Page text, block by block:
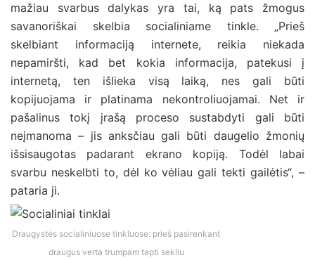
mažiau svarbus dalykas yra tai, ką pats žmogus
savanoriškai skelbia socialiniame tinkle. „Prieš
skelbiant informaciją internete, reikia niekada
nepamiršti, kad bet kokia informacija, patekusi į
internetą, ten išlieka visą laiką, nes gali būti
kopijuojama ir platinama nekontroliuojamai. Net ir
pašalinus tokį įrašą proceso sustabdyti gali būti
neįmanoma – jis anksčiau gali būti daugelio žmonių
išsisaugotas padarant ekrano kopiją. Todėl labai
svarbu neskelbti to, dėl ko vėliau gali tekti gailėtis“, –
pataria ji.
Draugystės socialiniuose tinkluose: prieš pasirenkant
draugus verta trumpam tapti sekliu